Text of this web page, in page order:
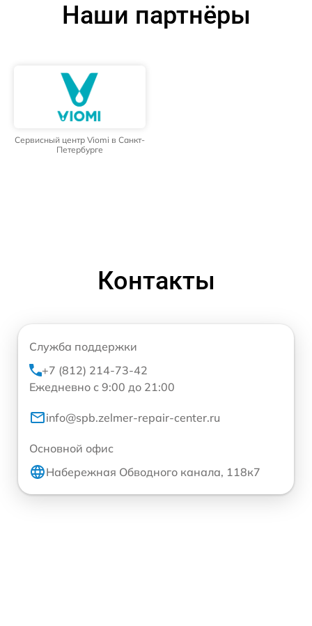
Наши партнёры
Сервисный центр Viomi в Санкт-
Петербурге
Контакты
Служба поддержки
+7 (812) 214-73-42
Ежедневно с 9:00 до 21:00
info@spb.zelmer-repair-center.ru
Основной офис
Набережная Обводного канала, 118к7